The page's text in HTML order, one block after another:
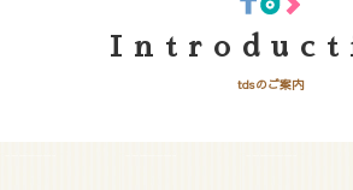
tdsのご案内